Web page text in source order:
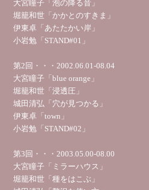
大宮瞳子「泡の降る音」
堀籠和世「かかとのすきま」
伊東卓「あたたかい岸」
小岩勉「STAND#01」
第2回・・・2002.06.01-08.04
大宮瞳子「blue orange」
堀籠和世「浸透圧」
城田清弘「穴が見つかる」
伊東卓「town」
小岩勉「STAND#02」
第3回・・・2003.05.00-08.00
大宮瞳子「ミラーハウス」
堀籠和世「種をはこぶ」